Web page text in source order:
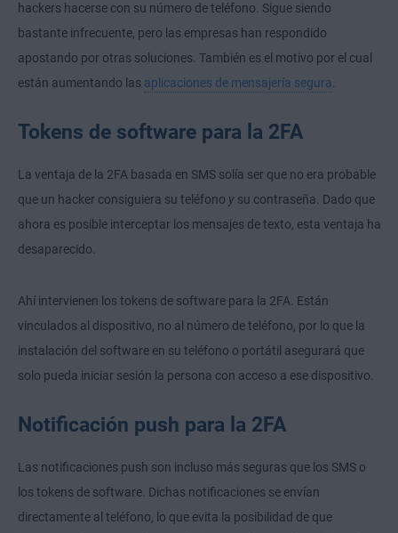
hackers hacerse con su número de teléfono. Sigue siendo
bastante infrecuente, pero las empresas han respondido
apostando por otras soluciones. También es el motivo por el cual
están aumentando las aplicaciones de mensajería segura.
Tokens de software para la 2FA
La ventaja de la 2FA basada en SMS solía ser que no era probable
que un hacker consiguiera su teléfono y su contraseña. Dado que
ahora es posible interceptar los mensajes de texto, esta ventaja ha
desaparecido.
Ahí intervienen los tokens de software para la 2FA. Están
vinculados al dispositivo, no al número de teléfono, por lo que la
instalación del software en su teléfono o portátil asegurará que
solo pueda iniciar sesión la persona con acceso a ese dispositivo.
Notificación push para la 2FA
Las notificaciones push son incluso más seguras que los SMS o
los tokens de software. Dichas notificaciones se envían
directamente al teléfono, lo que evita la posibilidad de que